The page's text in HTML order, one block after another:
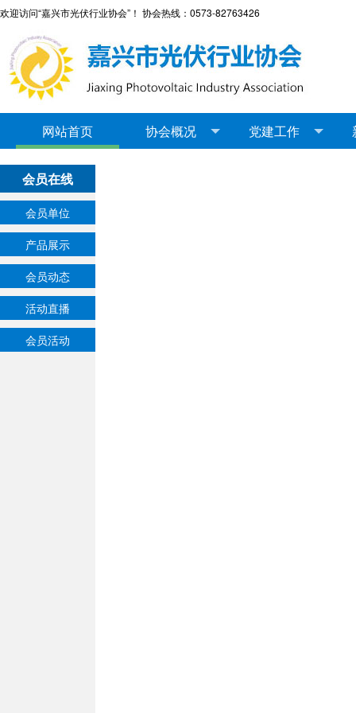
欢迎访问“嘉兴市光伏行业协会”！ 协会热线：0573-82763426
网站首页 协会概况 党建工作
会员在线
会员单位
产品展示
会员动态
活动直播
会员活动